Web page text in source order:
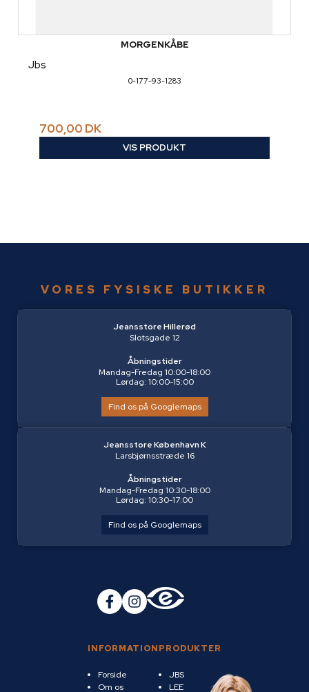
MORGENKÅBE
Jbs
0-177-93-1283
700,00 DK
VIS PRODUKT
VORES FYSISKE BUTIKKER
Jeansstore Hillerød
Slotsgade 12
Åbningstider
Mandag-Fredag 10:00-18:00
Lørdag: 10:00-15:00
Find os på Googlemaps
Jeansstore København K
Larsbjørnsstræde 16
Åbningstider
Mandag-Fredag 10:30-18:00
Lørdag: 10:30-17:00
Find os på Googlemaps
INFORMATION
Forside
Om os
PRODUKTER
JBS
LEE